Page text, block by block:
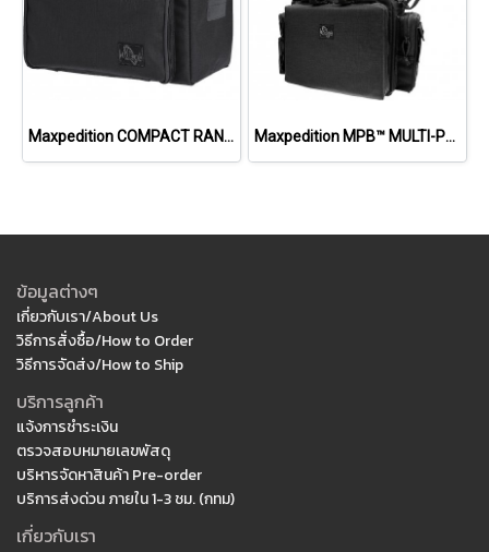
Maxpedition COMPACT RANGE BAG Maxpedition MPB™ MULTI-PURPOSE BAG
ข้อมูลต่างๆ
เกี่ยวกับเรา/About Us
วิธีการสั่งซื้อ/How to Order
วิธีการจัดส่ง/How to Ship
บริการลูกค้า
แจ้งการชำระเงิน
ตรวจสอบหมายเลขพัสดุ
บริหารจัดหาสินค้า Pre-order
บริการส่งด่วน ภายใน 1-3 ชม. (กทม)
เกี่ยวกับเรา